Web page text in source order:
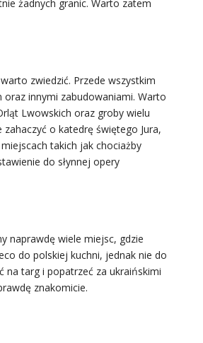
żadnych granic. Warto zatem
zwiedzić. Przede wszystkim
innymi zabudowaniami. Warto
Lwowskich oraz groby wielu
o katedrę świętego Jura,
takich jak chociażby
do słynnej opery
naprawdę wiele miejsc, gdzie
do polskiej kuchni, jednak nie do
na targ i popatrzeć za ukraińskimi
znakomicie.